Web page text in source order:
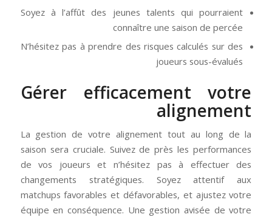
Soyez à l’affût des jeunes talents qui pourraient
connaître une saison de percée
N’hésitez pas à prendre des risques calculés sur des
joueurs sous-évalués
Gérer efficacement votre
alignement
La gestion de votre alignement tout au long de la
saison sera cruciale. Suivez de près les performances
de vos joueurs et n’hésitez pas à effectuer des
changements stratégiques. Soyez attentif aux
matchups favorables et défavorables, et ajustez votre
équipe en conséquence. Une gestion avisée de votre